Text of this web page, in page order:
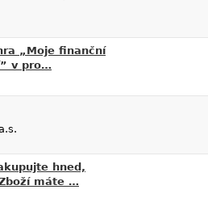
„Moje finanční
v pro…
hned,
Zboží máte …